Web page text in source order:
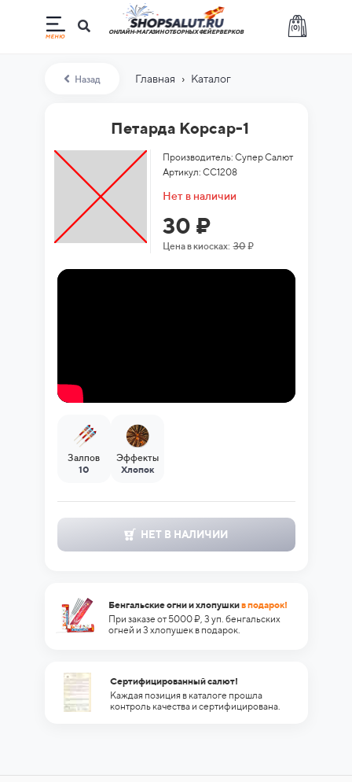
(0)
ОНЛАЙН-МАГАЗИН ОТБОРНЫХ ФЕЙЕРВЕРКОВ
Назад Главная › Каталог
Петарда Корсар-1
Производитель: Супер Салют
Артикул: СС1208
Нет в наличии
30 ₽
Цена в киосках:30₽
Залпов
10
Эффекты
Хлопок
НЕТ В НАЛИЧИИ
Бенгальские огни и хлопушкив подарок!
При заказе от 5000 ₽, 3 уп. бенгальских
огней и 3 хлопушек в подарок.
Сертифицированный салют!
Каждая позиция в каталоге прошла
контроль качества и сертифицирована.